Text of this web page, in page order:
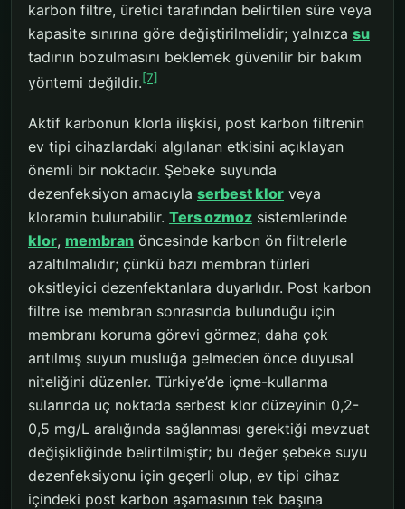
karbon filtre, üretici tarafından belirtilen süre veya
kapasite sınırına göre değiştirilmelidir; yalnızca su
tadının bozulmasını beklemek güvenilir bir bakım
yöntemi değildir.[7]
Aktif karbonun klorla ilişkisi, post karbon filtrenin
ev tipi cihazlardaki algılanan etkisini açıklayan
önemli bir noktadır. Şebeke suyunda
dezenfeksiyon amacıyla serbest klor veya
kloramin bulunabilir. Ters ozmoz sistemlerinde
klor, membran öncesinde karbon ön filtrelerle
azaltılmalıdır; çünkü bazı membran türleri
oksitleyici dezenfektanlara duyarlıdır. Post karbon
filtre ise membran sonrasında bulunduğu için
membranı koruma görevi görmez; daha çok
arıtılmış suyun musluğa gelmeden önce duyusal
niteliğini düzenler. Türkiye’de içme-kullanma
sularında uç noktada serbest klor düzeyinin 0,2-
0,5 mg/L aralığında sağlanması gerektiği mevzuat
değişikliğinde belirtilmiştir; bu değer şebeke suyu
dezenfeksiyonu için geçerli olup, ev tipi cihaz
içindeki post karbon aşamasının tek başına